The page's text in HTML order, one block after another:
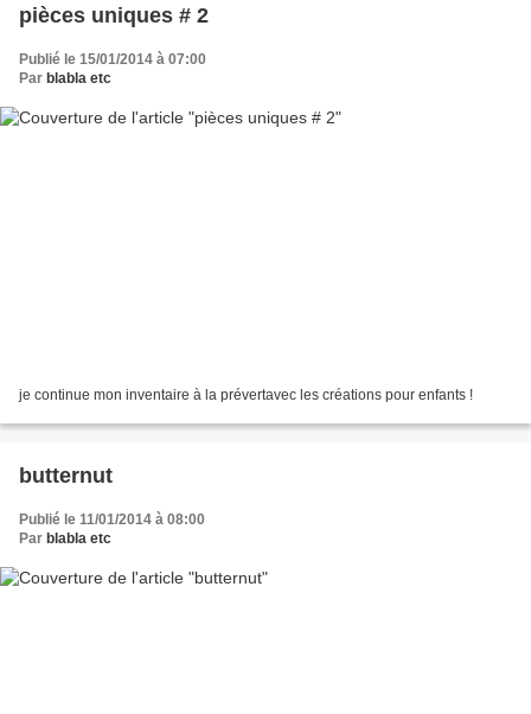
pièces uniques # 2
Publié le 15/01/2014 à 07:00
Par blabla etc
je continue mon inventaire à la prévertavec les créations pour enfants !
butternut
Publié le 11/01/2014 à 08:00
Par blabla etc